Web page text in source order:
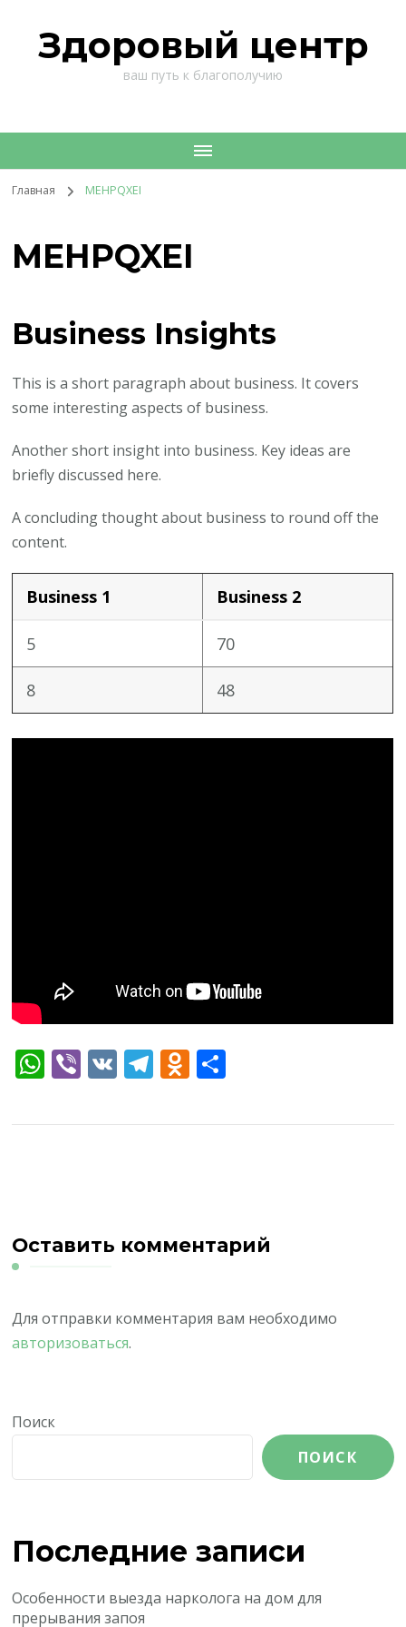
Здоровый центр
ваш путь к благополучию
Главная MEHPQXEI
MEHPQXEI
Business Insights
This is a short paragraph about business. It covers
some interesting aspects of business.
Another short insight into business. Key ideas are
briefly discussed here.
A concluding thought about business to round off the
content.
Business 1 Business 2
5 70
8 48
WhatsApp
Viber
VKTelegram
Odnoklassniki
Оставить комментарий
Для отправки комментария вам необходимо
авторизоваться.
Поиск
ПОИСК
Последние записи
Особенности выезда нарколога на дом для
прерывания запоя